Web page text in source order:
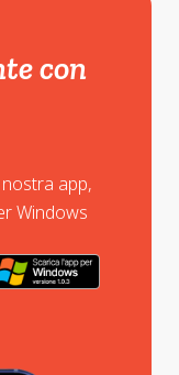
con
app,
Windows